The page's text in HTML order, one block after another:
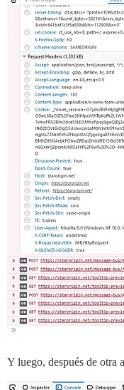
Y luego, después de otra